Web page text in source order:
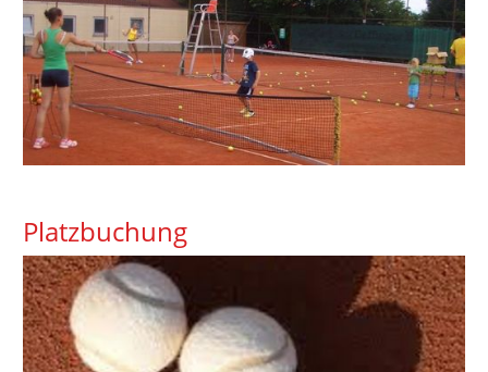
Platzbuchung